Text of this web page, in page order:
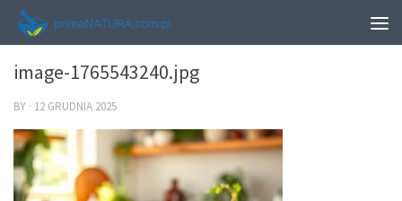
0
image-1765543240.jpg
BY · 12 GRUDNIA 2025